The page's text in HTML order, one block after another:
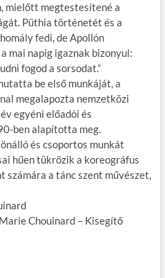
mielőtt megtestesítené a
Püthia történetét és a
fedi, de Apollón
mai napig igaznak bizonyul:
fogod a sorsodat.”
be első munkáját, a
megalapozta nemzetközi
egyéni előadói és
ben alapította meg.
és csoportos munkát
hűen tükrözik a koreográfus
a tánc szent művészet,
Chouinard – Kisegítő